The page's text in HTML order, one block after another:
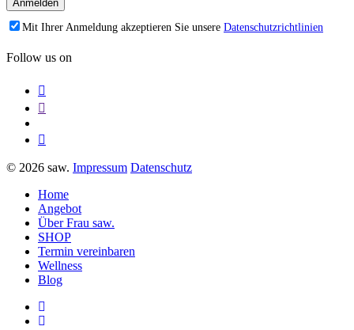
Mit Ihrer Anmeldung akzeptieren Sie unsere Datenschutzrichtlinien
Follow us on
© 2026 saw. Impressum Datenschutz
Home
Angebot
Über Frau saw.
SHOP
Termin vereinbaren
Wellness
Blog